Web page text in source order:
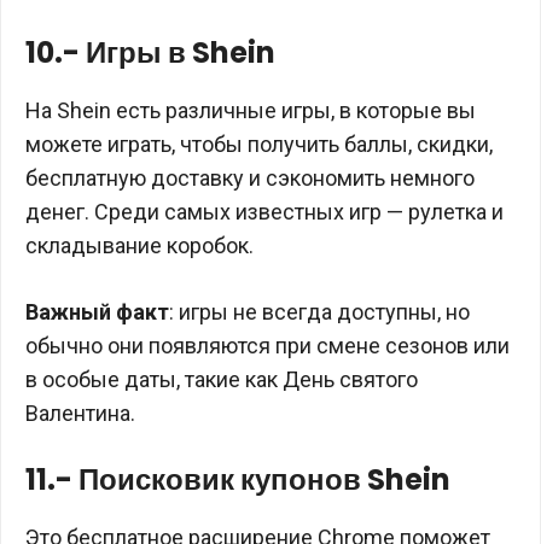
10.- Игры в Shein
На Shein есть различные игры, в которые вы
можете играть, чтобы получить баллы, скидки,
бесплатную доставку и сэкономить немного
денег. Среди самых известных игр — рулетка и
складывание коробок.
Важный факт: игры не всегда доступны, но
обычно они появляются при смене сезонов или
в особые даты, такие как День святого
Валентина.
11.- Поисковик купонов Shein
Это бесплатное расширение Chrome поможет